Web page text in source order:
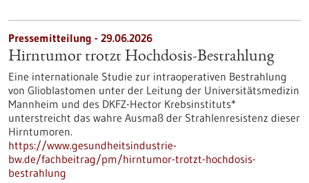
Pressemitteilung - 29.06.2026
Hirntumor trotzt Hochdosis-Bestrahlung
Eine internationale Studie zur intraoperativen Bestrahlung
von Glioblastomen unter der Leitung der Universitätsmedizin
Mannheim und des DKFZ-Hector Krebsinstituts*
unterstreicht das wahre Ausmaß der Strahlenresistenz dieser
Hirntumoren.
https://www.gesundheitsindustrie-
bw.de/fachbeitrag/pm/hirntumor-trotzt-hochdosis-
bestrahlung